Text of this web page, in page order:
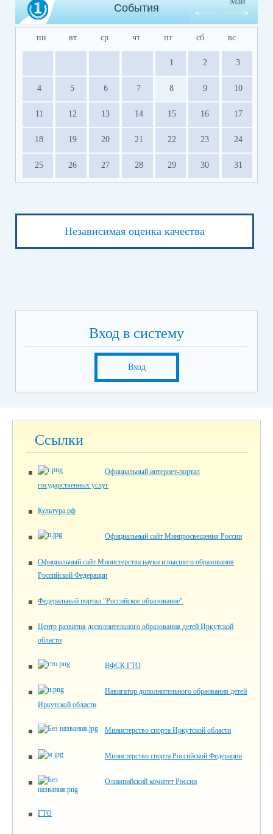
События
пн вт ср чт пт сб вс
1 2 3
4 5 6 7 8 9 10
11 12 13 14 15 16 17
18 19 20 21 22 23 24
25 26 27 28 29 30 31
Независимая оценка качества
Вход в систему
Вход
Ссылки
Официальный интернет-портал
государственных услуг
Культура.рф
Официальный сайт Минпросвещения России
Официальный сайт Министерства науки и высшего образования
Российской Федерации
Федеральный портал "Российское образование"
Центр развития дополнительного образования детей Иркутской
области
ВФСК ГТО
Навигатор дополнительного обраования детей
Иркутской области
Министерство спорта Иркутской области
Министерство спорта Российской Федерации
Олимпийский комитет России
ГТО